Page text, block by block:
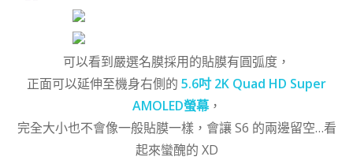
可以看到嚴選名膜採用的貼膜有圓弧度，
正面可以延伸至機身右側的 5.6吋 2K Quad HD Super
AMOLED螢幕，
完全大小也不會像一般貼膜一樣，會讓 S6 的兩邊留空…看
起來蠻醜的 XD